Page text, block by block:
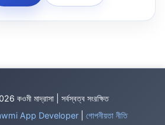
মাদ্রাসা | সর্বস্বত্ব সংরক্ষিত
App Developer গোপনীয়তা নীতি